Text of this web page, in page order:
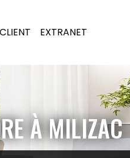
EXTRANET
À MILIZAC